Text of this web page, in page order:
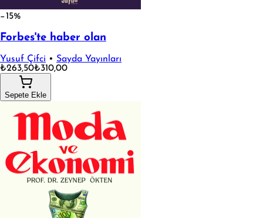
−15%
Forbes'te haber olan
Yusuf Çifci • Sayda Yayınları
₺263,50₺310,00
Sepete Ekle